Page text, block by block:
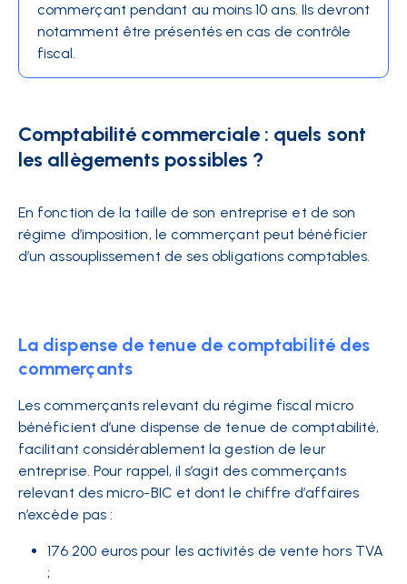
commerçant pendant au moins 10 ans. Ils devront
notamment être présentés en cas de contrôle
fiscal.
Comptabilité commerciale : quels sont
les allègements possibles ?
En fonction de la taille de son entreprise et de son
régime d’imposition, le commerçant peut bénéficier
d’un assouplissement de ses obligations comptables.
La dispense de tenue de comptabilité des
commerçants
Les commerçants relevant du régime fiscal micro
bénéficient d’une dispense de tenue de comptabilité,
facilitant considérablement la gestion de leur
entreprise. Pour rappel, il s’agit des commerçants
relevant des micro-BIC et dont le chiffre d’affaires
n’excède pas :
176 200 euros pour les activités de vente hors TVA
;